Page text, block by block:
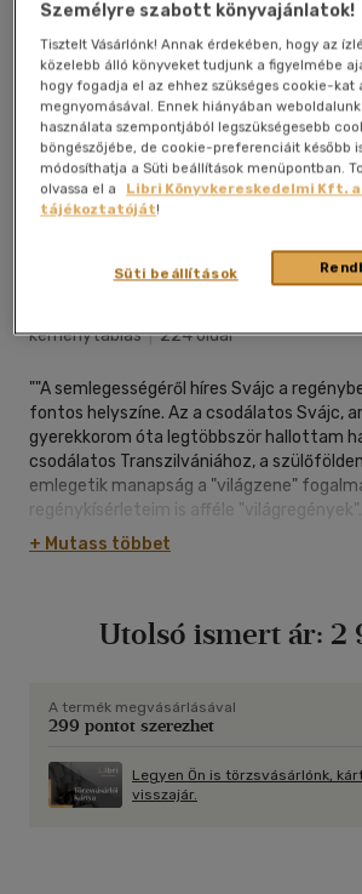
Kívánságlistához adom
keménytáblás|224 oldal
""A semlegességéről híres Svájc a
fontos helyszíne. Az a csodálatos Svájc,
gyerekkorom óta legtöbbször hallottam
csodálatos Transzilvániához, a
emlegetik manapság a "világzene"
regénykísérleteim is afféle
és férfiak történetei a csodálatos Svájc és
Transzilvánia között - és körül - ingáznak.
interjúban Szávai Géza.
barikádharcok, véres események
biztonságos svájci városba, Genfbe.
ígért Svájcba. A nagymama végső
csodás biztonságba "megérkezett" és
+ Mutass többet
Utolsó ismert ár: 2
A termék megvásárlásával
299 pontot szerezhet
Legyen Ön is törzsvásárlónk,
visszajár.
Személyre szabott könyvajánlatok!
Tisztelt Vásárlónk! Annak érdekében, hogy az
közelebb álló könyveket tudjunk a figyelmébe
hogy fogadja el az ehhez szükséges cookie-kat
megnyomásával. Ennek hiányában
használata szempontjából legszükségesebb
böngészőjébe, de cookie-preferenciáit később
módosíthatja a Süti beállítások menüpontban.
olvassa el a
Libri Könyvkereskedelmi Kft.
tájékoztatóját!
Süti beállítások